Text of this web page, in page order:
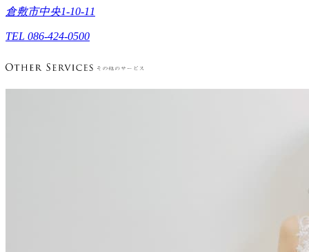
倉敷市中央1-10-11
TEL 086-424-0500